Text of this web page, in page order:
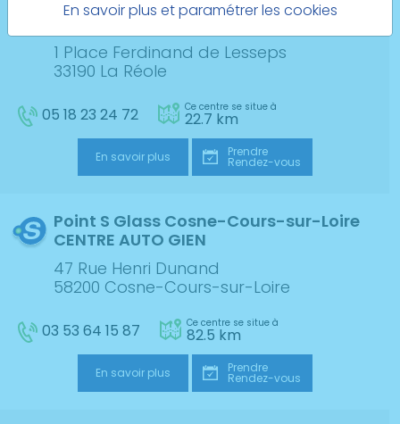
Point S Glass La Réole
1 Place Ferdinand de Lesseps
33190 La Réole
05 18 23 24 72 Ce centre se situe à
22.7 km
En savoir plus Prendre
Rendez-vous
Point S Glass Cosne-Cours-sur-Loire
CENTRE AUTO GIEN
47 Rue Henri Dunand
58200 Cosne-Cours-sur-Loire
03 53 64 15 87 Ce centre se situe à
82.5 km
En savoir plus Prendre
Rendez-vous
En savoir plus et paramétrer les cookies